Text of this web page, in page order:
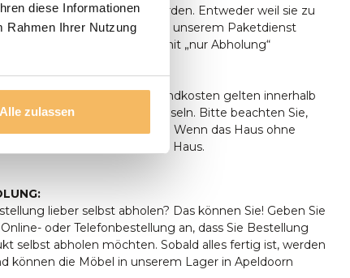
diese Informationen
Rahmen Ihrer Nutzung
Alle zulassen
Sendungen zugestellt werden. Entweder weil sie zu
weil sie zu groß sind, um mit unserem Paketdienst
Diese Produkte sind daher mit „nur Abholung“
Die oben genannten Versandkosten gelten innerhalb
außer auf den Inseln. Bitte beachten Sie,
nur im Erdgeschoss erfolgen. Wenn das Haus ohne
ist, erfolgt die Lieferung im Haus.
lieber selbst abholen? Das können Sie! Geben Sie
oder Telefonbestellung an, dass Sie Bestellung
selbst abholen möchten. Sobald alles fertig ist, werden
können die Möbel in unserem Lager in Apeldoorn